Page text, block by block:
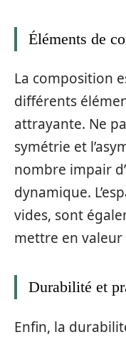
Éléments de
La composition
différents
attrayante. Ne
symétrie et
nombre impair
dynamique.
vides, sont
mettre en
Durabilité et
Enfin, la